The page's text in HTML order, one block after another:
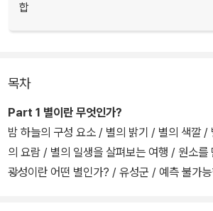
합
목차
Part 1 별이란 무엇인가?
밤 하늘의 구성 요소 / 별의 밝기 / 별의 색깔 /
의 요람 / 별의 일생을 살펴보는 여행 / 원소를
광성이란 어떤 별인가? / 유성군 / 예측 불가